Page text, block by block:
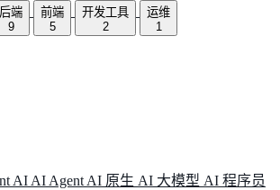
后端
9
前端
5
开发工具
2
运维
1
AI AI Agent AI 原生 AI 大模型 AI 程序员